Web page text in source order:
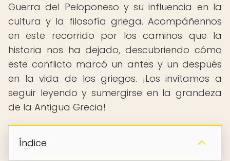
Guerra del Peloponeso y su influencia en la
cultura y la filosofía griega. Acompáñennos
en este recorrido por los caminos que la
historia nos ha dejado, descubriendo cómo
este conflicto marcó un antes y un después
en la vida de los griegos. ¡Los invitamos a
seguir leyendo y sumergirse en la grandeza
de la Antigua Grecia!
Índice